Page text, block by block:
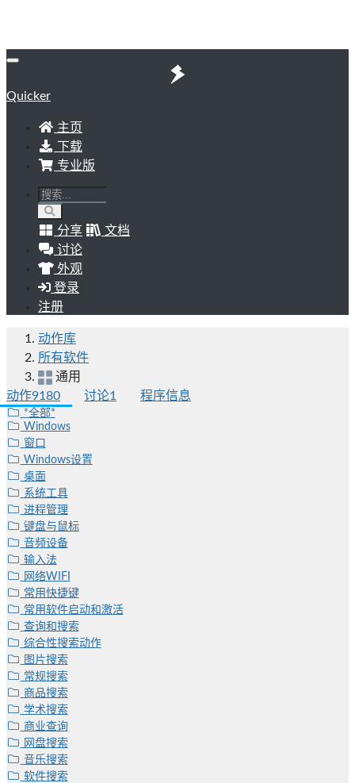
Quicker
主页
下载
专业版
分享
文档
讨论
外观
登录
注册
动作库
所有软件
通用
动作9180 讨论1 程序信息
*全部*
Windows
窗口
Windows设置
桌面
系统工具
进程管理
键盘与鼠标
音频设备
输入法
网络WIFI
常用快捷键
常用软件启动和激活
查询和搜索
综合性搜索动作
图片搜索
常规搜索
商品搜索
学术搜索
商业查询
网盘搜索
音乐搜索
软件搜索